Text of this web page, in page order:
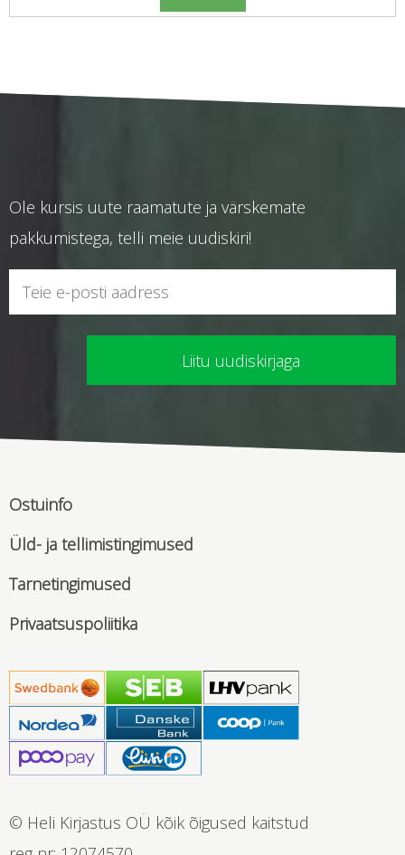
oli:
is:
Ole kursis uute raamatute ja värskemate
pakkumistega, telli meie uudiskiri!
Ostuinfo
Üld- ja tellimistingimused
Tarnetingimused
Privaatsuspoliitika
© Heli Kirjastus OÜ kõik õigused kaitstud